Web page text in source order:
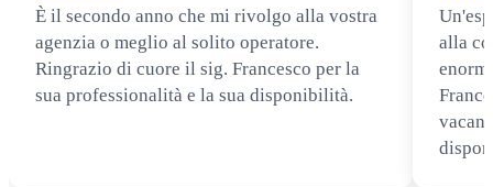
È il secondo anno che mi rivolgo alla vostra
agenzia o meglio al solito operatore.
Ringrazio di cuore il sig. Francesco per la
sua professionalità e la sua disponibilità.
alla